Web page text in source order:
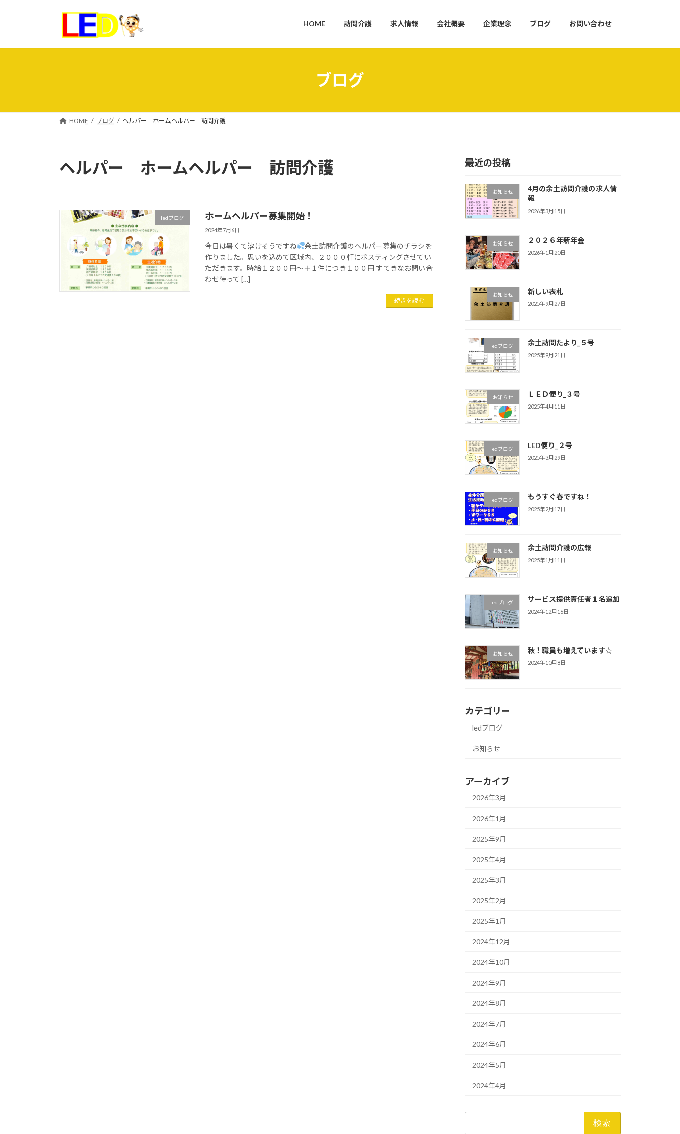
プ
動
HOME 訪問介護 求人情報 会社概要 企業理念 ブログ お問い合わせ
ブログ
HOME ブログ ヘルパー ホームヘルパー 訪問介護
ヘルパー ホームヘルパー 訪問介護
ledブログ ホームヘルパー募集開始！
2024年7月6日
今日は暑くて溶けそうですね
余土訪問介護のヘルパー募集のチラシを
作りました。思いを込めて区域内、２０００軒にポスティングさせてい
ただきます。時給１２００円～＋１件につき１００円 すてきなお問い合
わせ待って […]
続きを読む
最近の投稿
お知らせ
4月の余土訪問介護の求人情
報
2026年3月15日
お知らせ ２０２６年新年会
2026年1月20日
お知らせ 新しい表札
2025年9月27日
ledブログ 余土訪問たより_５号
2025年9月21日
お知らせ ＬＥＤ便り_３号
2025年4月11日
ledブログ LED便り_２号
2025年3月29日
ledブログ もうすぐ春ですね！
2025年2月17日
お知らせ 余土訪問介護の広報
2025年1月11日
ledブログ サービス提供責任者１名追加
2024年12月16日
お知らせ 秋！職員も増えています☆
2024年10月8日
カテゴリー
ledブログ
お知らせ
アーカイブ
2026年3月
2026年1月
2025年9月
2025年4月
2025年3月
2025年2月
2025年1月
2024年12月
2024年10月
2024年9月
2024年8月
2024年7月
2024年6月
2024年5月
2024年4月